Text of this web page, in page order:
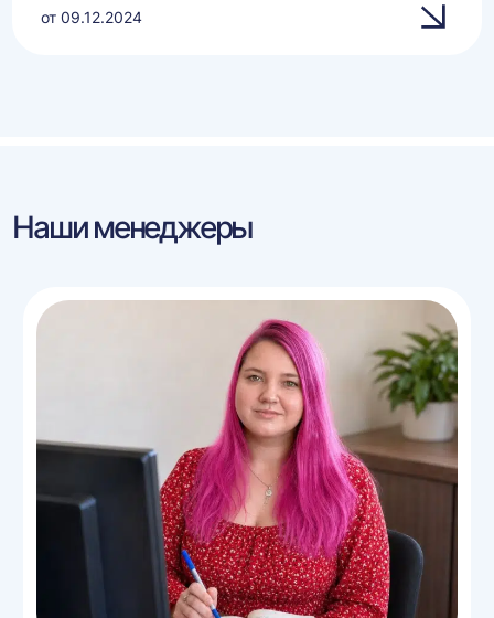
от 09.12.2024
Наши менеджеры